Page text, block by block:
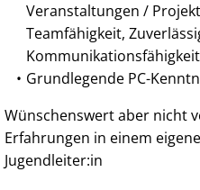
Veranstaltungen /
Teamfähigkeit,
Kommunikationsfähigkeit
Grundlegende PC-
Wünschenswert aber nicht
Erfahrungen in einem
Jugendleiter:in